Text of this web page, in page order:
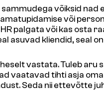
võiksid
või
HR palgata või kas
asuvad kliendid,
vastata. Tuleb
vaatavad tihti asja
Seda nii ettevõtte